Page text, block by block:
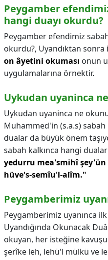
Peygamber
hangi duayı okurdu?
Peygamber efendimiz
okurdu?, Uyandıktan sonra
on âyetini okuması onun
uygulamalarına örnektir.
Uykudan uyaninca
Uykudan uyaninca ne
Muhammed'in (s.a.s) sabah
dualar da büyük önem
sabah kalkınca hangi
yedurru mea'smihî şey'ün
hüve's-semîu'l-alîm."
Peygamberimiz
Peygamberimiz uyanınca ilk
Uyandığında Okunacak
okuyan, her isteğine
şerîke leh, lehü'l mülkü ve